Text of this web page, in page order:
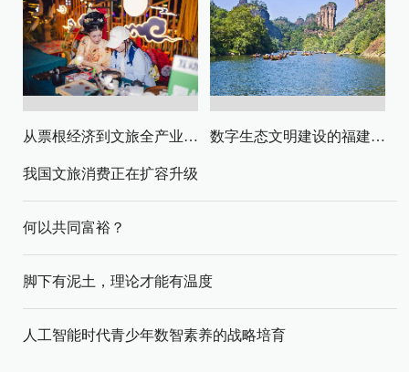
从票根经济到文旅全产业链升级 数字生态文明建设的福建路径与启示
我国文旅消费正在扩容升级
何以共同富裕？
脚下有泥土，理论才能有温度
人工智能时代青少年数智素养的战略培育